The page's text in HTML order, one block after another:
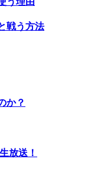
戦う方法
か？
放送！